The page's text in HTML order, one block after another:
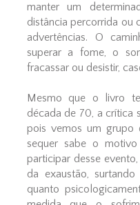
manter um
distância percorrida ou
advertências. O
superar a fome, o
fracassar ou desistir,
Mesmo que o livro
década de 70, a crítica
pois vemos um grupo
sequer sabe o
participar desse
da exaustão,
quanto